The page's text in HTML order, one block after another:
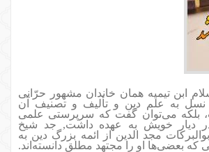
ابن تیمیه همان خاندان مشهور حرّانی
به علم دین و تألیف و تصنیف آن
بلکه می‌توان گفت که سرپرستی علمی
دیار خویش به عهده داشت, جد شیخ
مجد الدین از ائمه بزرگ دین به
که بعضی‌ها او را مجتهد مطلق دانسته‌اند.